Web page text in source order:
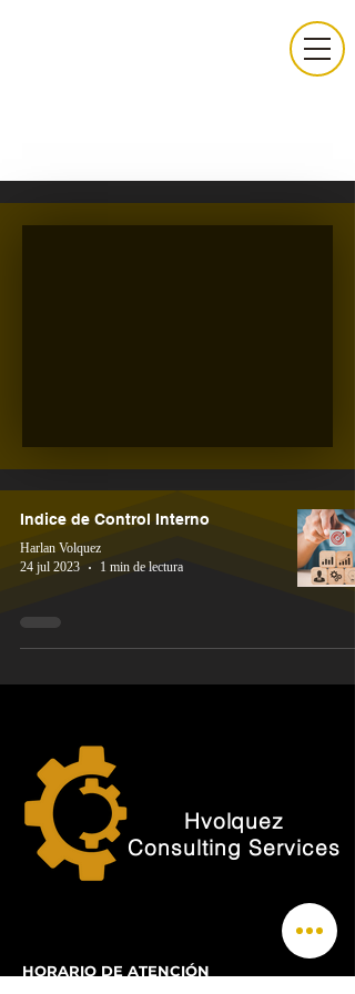
Indice de Control Interno
Harlan Volquez
24 jul 2023
1 min de lectura
Hvolquez
Consulting Services
HORARIO DE ATENCIÓN